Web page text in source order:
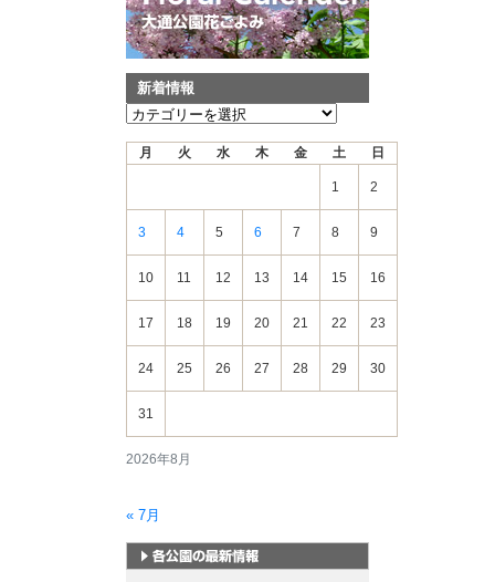
新着情報
新
2026年8月
月 火 水 木 金 土 日
1 2
3 4 5 6 7 8 9
10 11 12 13 14 15 16
17 18 19 20 21 22 23
24 25 26 27 28 29 30
31
« 7月